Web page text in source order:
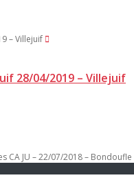
28/04/2019 – Villejuif